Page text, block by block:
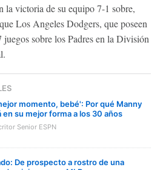
la victoria de su equipo 7-1 sobre,
Los Angeles Dodgers, que poseen
juegos sobre los Padres en la División
momento, bebé': Por qué Manny
en su mejor forma a los 30 años
Senior ESPN
De prospecto a rostro de una